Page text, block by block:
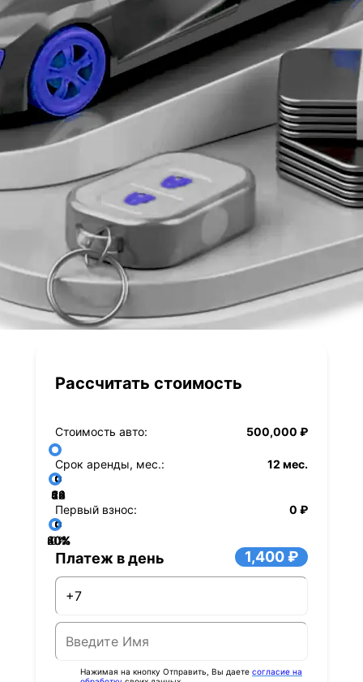
Рассчитать стоимость
Стоимость авто: 500,000 ₽
Срок аренды, мес.: 12 мес.
12
24
36
48
60
72
84
Первый взнос:
0 ₽
0%
20%
40%
60%
80%
Платеж в день 1,400 ₽
Нажимая на кнопку Отправить, Вы даете согласие на